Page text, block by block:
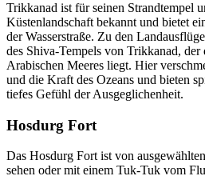
Trikkanad ist für seinen Strandtempel
Küstenlandschaft bekannt und bietet
der Wasserstraße. Zu den
des Shiva-Tempels von Trikkanad, der
Arabischen Meeres liegt. Hier
und die Kraft des Ozeans und bieten
tiefes Gefühl der Ausgeglichenheit.
Hosdurg Fort
Das Hosdurg Fort ist von
sehen oder mit einem Tuk-Tuk vom